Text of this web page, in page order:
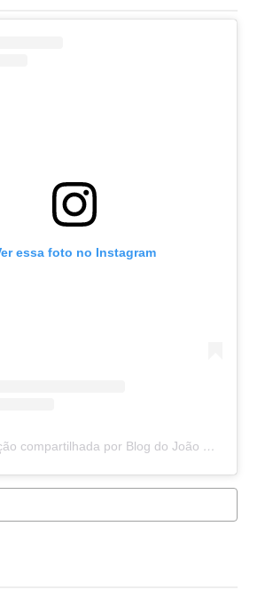
essa foto no Instagram
Uma publicação compartilhada por Blog do João Marcolino (@joaomarcolinoneto)